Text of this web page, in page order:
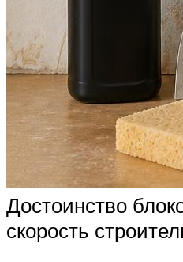
Достоинство
скорость